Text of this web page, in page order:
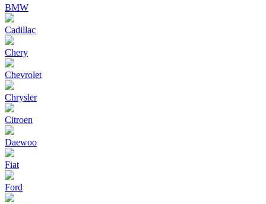
BMW
Cadillac
Chery
Chevrolet
Chrysler
Citroen
Daewoo
Fiat
Ford